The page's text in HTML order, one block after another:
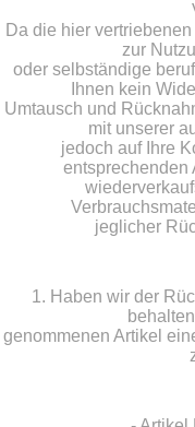
Da die hier
zur
oder selbständige
Ihnen kein
Umtausch und
mit unserer
jedoch auf Ihre
entsprechenden
jeglicher
1. Haben wir der
genommenen Artikel